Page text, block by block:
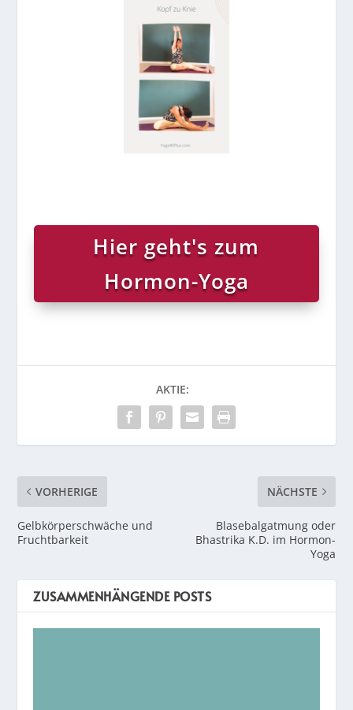
Hier geht's zum
Hormon-Yoga
AKTIE:
VORHERIGE
Gelbkörperschwäche und
Fruchtbarkeit
NÄCHSTE
Blasebalgatmung oder
Bhastrika K.D. im Hormon-
Yoga
ZUSAMMENHÄNGENDE POSTS